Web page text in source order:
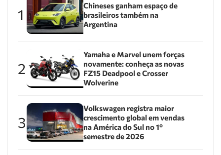
1
Chineses ganham espaço de
brasileiros também na
Argentina
2
Yamaha e Marvel unem forças
novamente: conheça as novas
FZ15 Deadpool e Crosser
Wolverine
3
Volkswagen registra maior
crescimento global em vendas
na América do Sul no 1º
semestre de 2026